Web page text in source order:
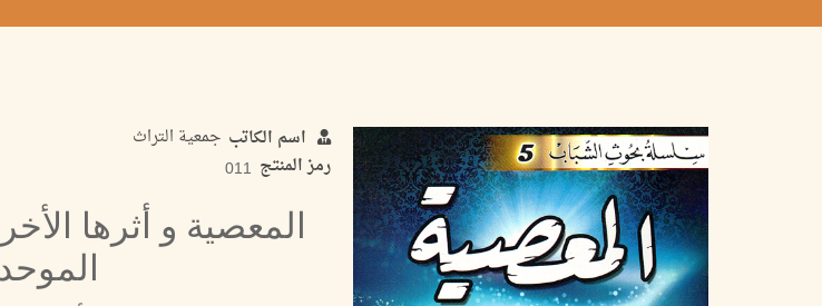
اسم الكاتب جمعية التراث
رمز المنتج 011
المعصية و أثرها
الموحد